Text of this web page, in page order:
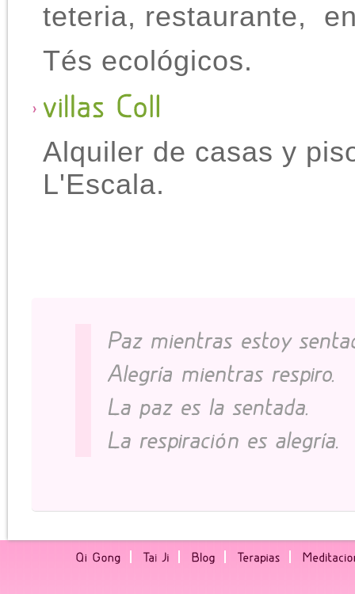
teteria, restaurante,
Tés ecológicos.
Alquiler de casas y
L'Escala.